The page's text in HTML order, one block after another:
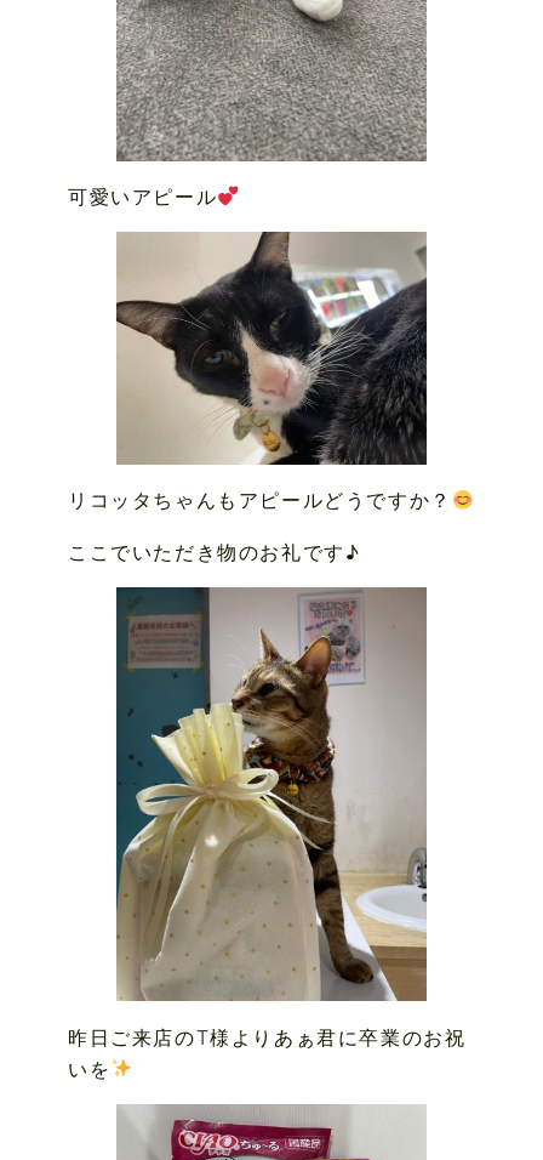
可愛いアピール
リコッタちゃんもアピールどうですか？
ここでいただき物のお礼です♪
昨日ご来店のT様よりあぁ君に卒業のお祝
いを